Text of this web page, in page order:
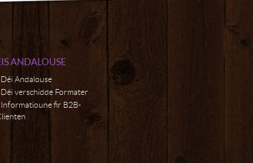
ANDALOUSE
Déi Andalouse
Déi verschidde Formater
Informatioune fir B2B-